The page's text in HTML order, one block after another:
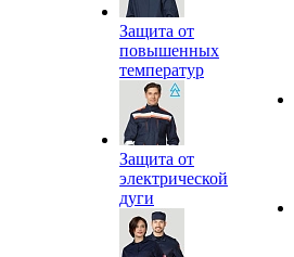
Защита от
повышенных
температур
Защита от
электрической
дуги